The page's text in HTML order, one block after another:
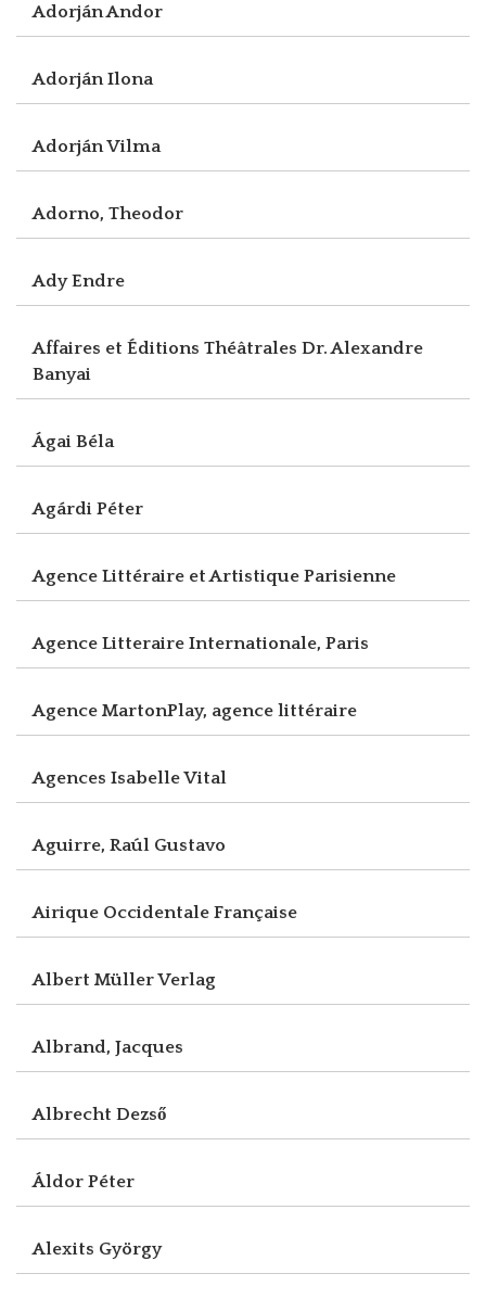
Adorján Andor
Adorján Ilona
Adorján Vilma
Adorno, Theodor
Ady Endre
Affaires et Éditions Théâtrales Dr. Alexandre
Banyai
Ágai Béla
Agárdi Péter
Agence Littéraire et Artistique Parisienne
Agence Litteraire Internationale, Paris
Agence MartonPlay, agence littéraire
Agences Isabelle Vital
Aguirre, Raúl Gustavo
Airique Occidentale Française
Albert Müller Verlag
Albrand, Jacques
Albrecht Dezső
Áldor Péter
Alexits György